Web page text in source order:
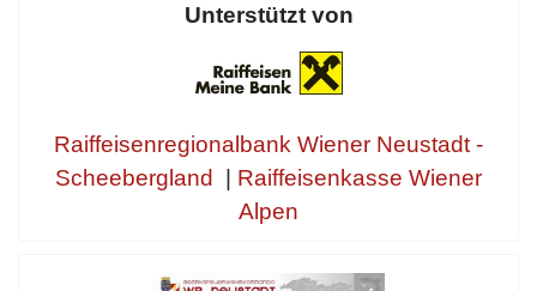
Unterstützt von
Raiffeisenregionalbank Wiener Neustadt -
Scheebergland
Raiffeisenkasse Wiener
Alpen